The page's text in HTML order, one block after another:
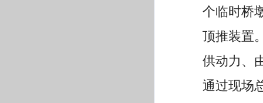
个临时桥
顶推装置
供动力、
通过现场